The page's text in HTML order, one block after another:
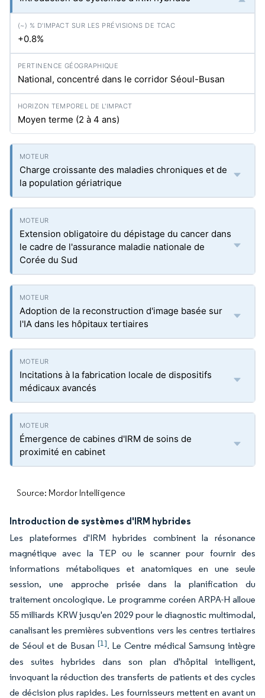
+0.8%
National, concentré dans le corridor Séoul-Busan
Moyen terme (2 à 4 ans)
Charge croissante des maladies chroniques et de
la population gériatrique
Extension obligatoire du dépistage du cancer dans
le cadre de l'assurance maladie nationale de
Corée du Sud
Adoption de la reconstruction d'image basée sur
l'IA dans les hôpitaux tertiaires
Incitations à la fabrication locale de dispositifs
médicaux avancés
Émergence de cabines d'IRM de soins de
proximité en cabinet
Source: Mordor Intelligence
Introduction de systèmes d'IRM hybrides
Les plateformes d'IRM hybrides combinent la résonance
magnétique avec la TEP ou le scanner pour fournir des
informations métaboliques et anatomiques en une seule
session, une approche prisée dans la planification du
traitement oncologique. Le programme coréen ARPA-H alloue
55 milliards KRW jusqu'en 2029 pour le diagnostic multimodal,
canalisant les premières subventions vers les centres tertiaires
de Séoul et de Busan [1]. Le Centre médical Samsung intègre
des suites hybrides dans son plan d'hôpital intelligent,
invoquant la réduction des transferts de patients et des cycles
de décision plus rapides. Les fournisseurs mettent en avant un